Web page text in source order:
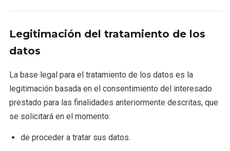
Legitimación del tratamiento de los
datos
La base legal para el tratamiento de los datos es la
legitimación basada en el consentimiento del interesado
prestado para las finalidades anteriormente descritas, que
se solicitará en el momento:
de proceder a tratar sus datos.